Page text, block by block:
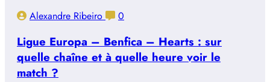
Alexandre Ribeiro 0
Ligue Europa – Benfica – Hearts : sur
quelle chaîne et à quelle heure voir le
match ?